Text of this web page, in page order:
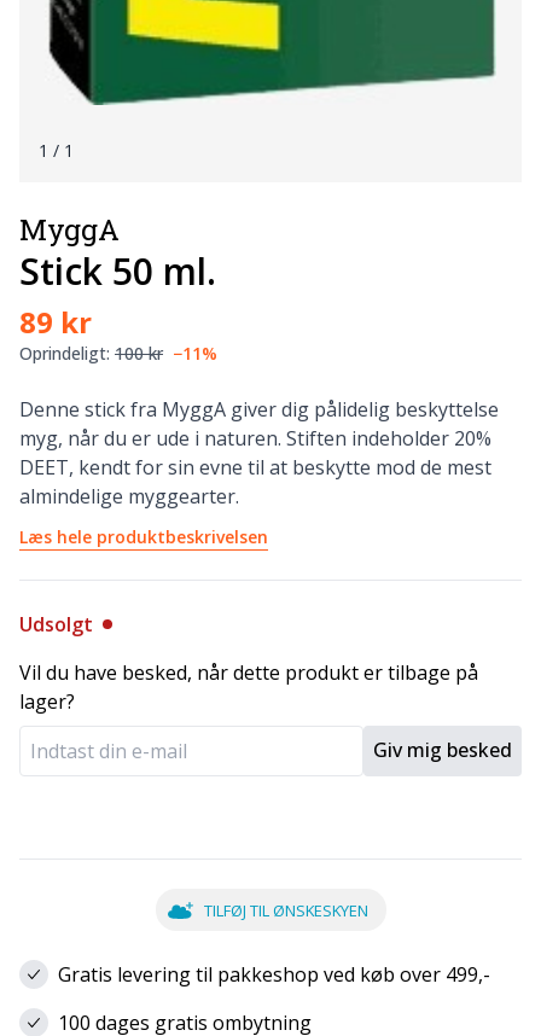
1 / 1
MyggA
Stick 50 ml.
89 kr
Oprindeligt: 100 kr −11%
Denne stick fra MyggA giver dig pålidelig beskyttelse
myg, når du er ude i naturen. Stiften indeholder 20%
DEET, kendt for sin evne til at beskytte mod de mest
almindelige myggearter.
Læs hele produktbeskrivelsen
Udsolgt
Vil du have besked, når dette produkt er tilbage på
lager?
Giv mig besked
TILFØJ TIL ØNSKESKYEN
Gratis levering til pakkeshop ved køb over 499,-
100 dages gratis ombytning